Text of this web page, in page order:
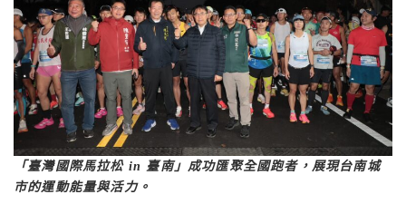
「臺灣國際馬拉松 in 臺南」成功匯聚全國跑者，展現台南城
市的運動能量與活力。